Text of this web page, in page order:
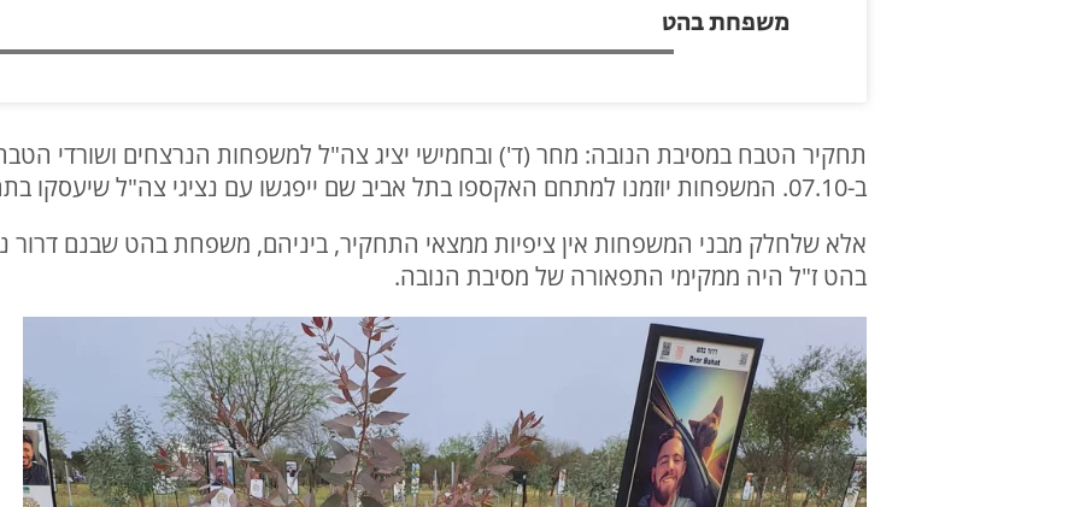
משפחת בהט
תחקיר הטבח במסיבת הנובה: מחר (ד') ובחמישי יציג צה"ל למשפחות הנרצחים ושורדי
ב-07.10. המשפחות יוזמנו למתחם האקספו בתל אביב שם ייפגשו עם נציגי צה"ל שיעסקו בתהליך אישור המסיבה ובוקר הטבח.
אלא שלחלק מבני המשפחות אין ציפיות ממצאי התחקיר, ביניהם, משפחת בהט שבנם דרור
בהט ז"ל היה ממקימי התפאורה של מסיבת הנובה.